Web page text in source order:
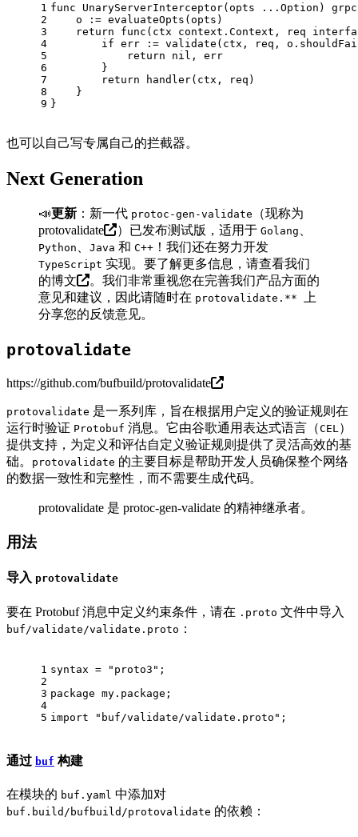
1
2
3
4
5
6
7
8
9
func UnaryServerInterceptor(opts ...Option)
    o := evaluateOpts(opts)
return
func (ctx context.Context, req
if err := validate(ctx, req,
return
nil , err
        }
return handler(ctx, req)
    }
}
也可以自己写专属自己的拦截器。
Next Generation
📣更新 ：新一代 protoc-gen-validate
（现称为
protovalidate
）已发布测试版，适用于 Golang
Python Java 和 C++ ！我们还在努力开发
TypeScript 实现。要了解更多信息，请查看我们
的博文
。我们非常重视您在完善我们产品方面的
意见和建议，因此请随时在 protovalidate.**
上
分享您的反馈意见。
protovalidate
https://github.com/bufbuild/protovalidate
protovalidate 是一系列库，旨在根据用户定义的验证规则在
运行时验证 Protobuf 消息。它由谷歌通用表达式语言（CEL）
提供支持，为定义和评估自定义验证规则提供了灵活高效的基
础。
protovalidate 的主要目标是帮助开发人员确保整个网络
的数据一致性和完整性，而不需要生成代码。
protovalidate 是 protoc-gen-validate 的精神继承者。
用法
导入 protovalidate
要在 Protobuf 消息中定义约束条件，请在 .proto 文件中导入
buf/validate/validate.proto ：
1
2
3
4
5
syntax = "proto3" ;
package my. package ;
import
"buf/validate/validate.proto" ;
通过 buf 构建
在模块的 buf.yaml 中添加对
buf.build/bufbuild/protovalidate 的依赖：